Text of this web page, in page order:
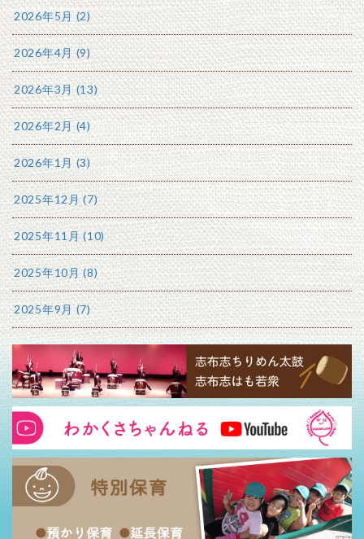
2026年5月 (2)
2026年4月 (9)
2026年3月 (13)
2026年2月 (4)
2026年1月 (3)
2025年12月 (7)
2025年11月 (10)
2025年10月 (8)
2025年9月 (7)